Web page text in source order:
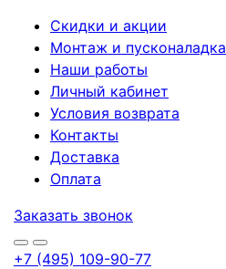
Скидки и акции
Монтаж и пусконаладка
Наши работы
Личный кабинет
Условия возврата
Контакты
Доставка
Оплата
Заказать звонок
+7 (495) 109-90-77